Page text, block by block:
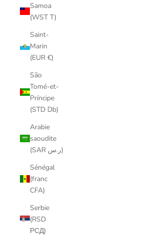
Samoa
(WST T)
Saint-
Marin
(EUR €)
São
Tomé-et-
Príncipe
(STD Db)
Arabie
saoudite
(SAR ر.س)
Sénégal
(franc
CFA)
Serbie
(RSD
РСД)